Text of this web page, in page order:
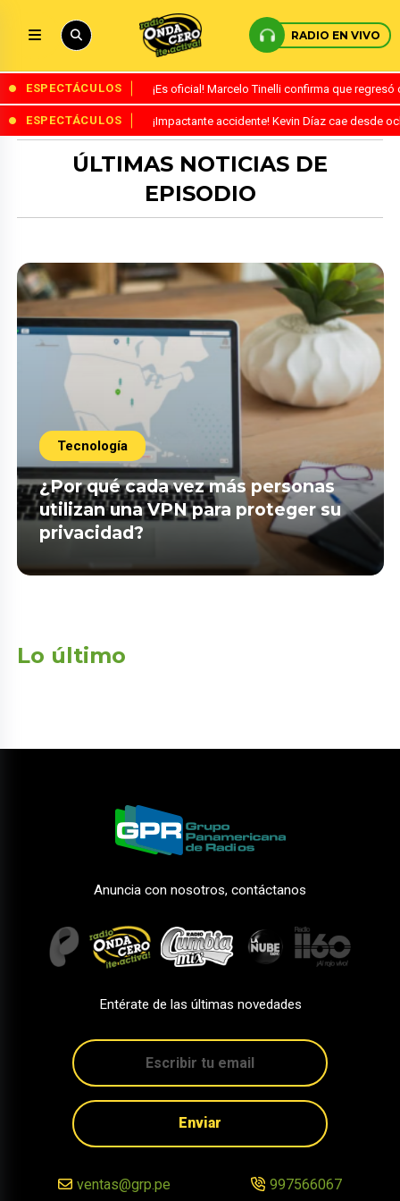
RADIO EN VIVO
ESPECTÁCULOS ¡Es oficial! Marcelo Tinelli confirma que
ESPECTÁCULOS ¡Impactante accidente! Kevin Díaz cae desde
ÚLTIMAS NOTICIAS DE
EPISODIO
Tecnología
¿Por qué cada vez más personas
utilizan una VPN para proteger su
privacidad?
Lo último
Anuncia con nosotros, contáctanos
Entérate de las últimas novedades
Enviar
ventas@grp.pe 997566067